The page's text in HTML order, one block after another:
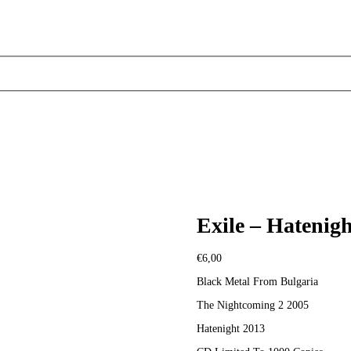
Exile –
€6,00
Black Metal From Bulgaria
The Nightcoming 2 2005
Hatenight 2013